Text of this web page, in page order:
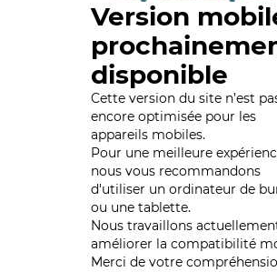
Version
disponible
Cette version du site n’est
encore optimisée pour les
appareils mobiles.
Pour une meilleure
nous vous recommandons
d'utiliser un ordinateur de
ou une tablette.
Nous travaillons
améliorer la compatibilité
Merci de votre